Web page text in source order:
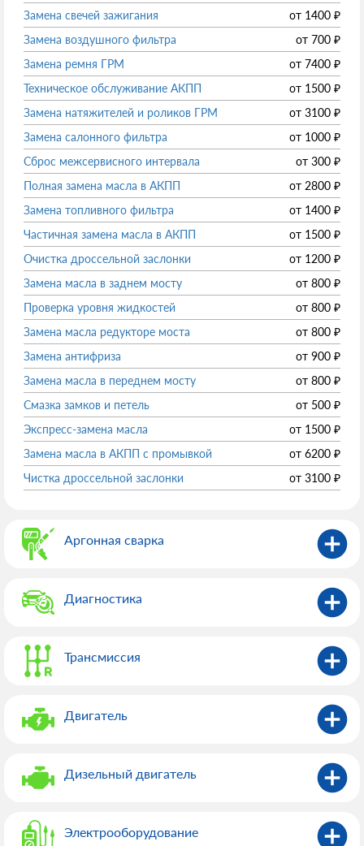
Замена свечей зажигания
от 1400 ₽
Замена воздушного фильтра
от 700 ₽
Замена ремня ГРМ
от 7400 ₽
Техническое обслуживание АКПП
от 1500 ₽
Замена натяжителей и роликов ГРМ
от 3100 ₽
Замена салонного фильтра
от 1000 ₽
Сброс межсервисного интервала
от 300 ₽
Полная замена масла в АКПП
от 2800 ₽
Замена топливного фильтра
от 1400 ₽
Частичная замена масла в АКПП
от 1500 ₽
Очистка дроссельной заслонки
от 1200 ₽
Замена масла в заднем мосту
от 800 ₽
Проверка уровня жидкостей
от 800 ₽
Замена масла редукторе моста
от 800 ₽
Замена антифриза
от 900 ₽
Замена масла в переднем мосту
от 800 ₽
Смазка замков и петель
от 500 ₽
Экспресс-замена масла
от 1500 ₽
Замена масла в АКПП с промывкой
от 6200 ₽
Чистка дроссельной заслонки
от 3100 ₽
Аргонная сварка
Диагностика
Трансмиссия
Двигатель
Дизельный двигатель
Электрооборудованиe